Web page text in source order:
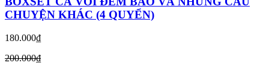
CHUYỆN KHÁC (4 QUYỂN)
180.000₫
200.000₫